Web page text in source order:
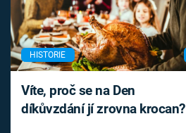
HISTORIE
Víte, proč se na Den
díkůvzdání jí zrovna krocan?